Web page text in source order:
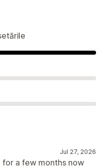
Jul 27, 2026
for a few months now